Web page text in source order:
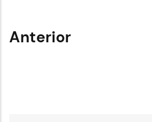
Anterior